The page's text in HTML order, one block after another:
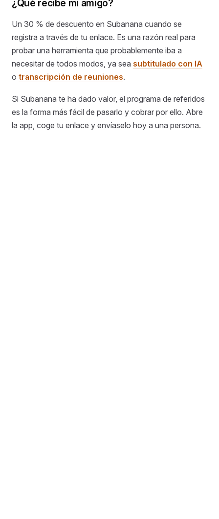
¿Qué recibe mi amigo?
Un 30 % de descuento en Subanana cuando se
registra a través de tu enlace. Es una razón real para
probar una herramienta que probablemente iba a
necesitar de todos modos, ya sea subtitulado con IA
o transcripción de reuniones.
Si Subanana te ha dado valor, el programa de referidos
es la forma más fácil de pasarlo y cobrar por ello. Abre
la app, coge tu enlace y envíaselo hoy a una persona.